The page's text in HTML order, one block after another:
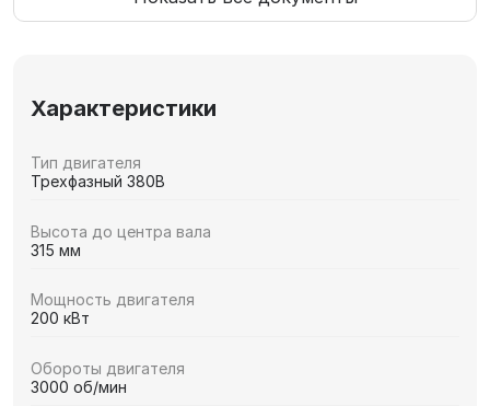
Характеристики
Тип двигателя
Трехфазный 380В
Высота до центра вала
315 мм
Мощность двигателя
200 кВт
Обороты двигателя
3000 об/мин